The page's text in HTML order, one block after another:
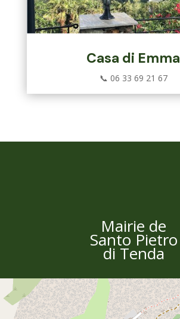
Casa di Emma
📞 06 33 69 21 67
Mairie de
Santo Pietro
di Tenda